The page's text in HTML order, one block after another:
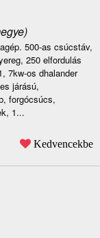
500-as csúcstáv,
250 elfordulás
7kw-os dhalander
járású,
forgócsúcs,
1...
Kedvencekbe